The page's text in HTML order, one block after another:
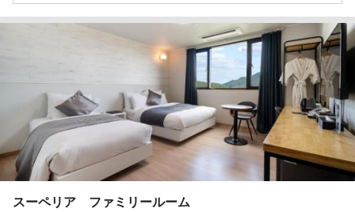
スーペリア ファミリールーム